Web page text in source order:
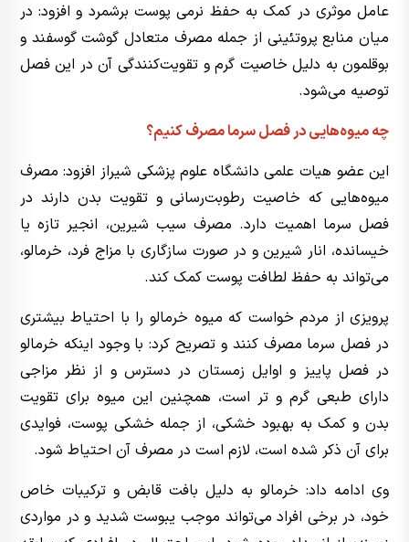
عامل موثری در کمک به حفظ نرمی پوست برشمرد و افزود: در
میان منابع پروتئینی از جمله مصرف متعادل گوشت گوسفند و
بوقلمون به دلیل خاصیت گرم و تقویت‌کنندگی آن در این فصل
توصیه می‌شود.
چه میوه‌هایی در فصل سرما مصرف کنیم؟
این عضو هیات علمی دانشگاه علوم پزشکی شیراز افزود: مصرف
میوه‌هایی که خاصیت رطوبت‌رسانی و تقویت بدن دارند در
فصل سرما اهمیت دارد. مصرف سیب شیرین، انجیر تازه یا
خیسانده، انار شیرین و در صورت سازگاری با مزاج فرد، خرمالو،
می‌تواند به حفظ لطافت پوست کمک کند.
پرویزی از مردم خواست که میوه خرمالو را با احتیاط بیشتری
در فصل سرما مصرف کنند و تصریح کرد: با وجود اینکه خرمالو
در فصل پاییز و اوایل زمستان در دسترس و از نظر مزاجی
دارای طبعی گرم و تر است، همچنین این میوه برای تقویت
بدن و کمک به بهبود خشکی، از جمله خشکی پوست، فوایدی
برای آن ذکر شده است، لازم است در مصرف آن احتیاط شود.
وی ادامه داد: خرمالو به دلیل بافت قابض و ترکیبات خاص
خود، در برخی افراد می‌تواند موجب یبوست شدید و در مواردی